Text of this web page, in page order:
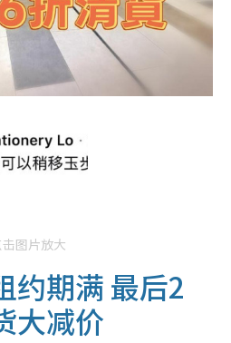
击图片放大
约期满 最后2
大减价